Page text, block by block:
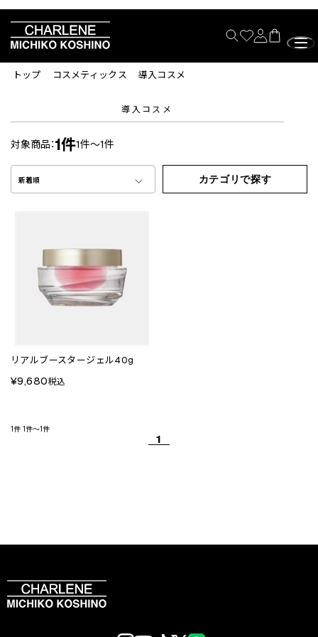
トップ コスメティックス 導入コスメ
導入コスメ
対象商品：1件1件～1件
新着順 カテゴリで探す
リアルブースタージェル40g
¥9,680税込
1件 1件～1件
1